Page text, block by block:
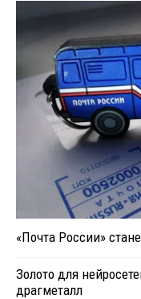
«Почта России»
Золото для
драгметалл